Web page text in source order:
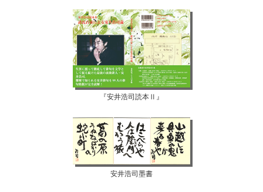
『安井浩司読本Ⅱ』
安井浩司墨書